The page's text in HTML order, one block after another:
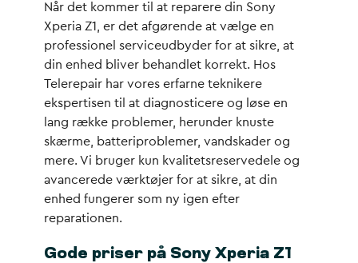
Når det kommer til at reparere din Sony
Xperia Z1, er det afgørende at vælge en
professionel serviceudbyder for at sikre, at
din enhed bliver behandlet korrekt. Hos
Telerepair har vores erfarne teknikere
ekspertisen til at diagnosticere og løse en
lang række problemer, herunder knuste
skærme, batteriproblemer, vandskader og
mere. Vi bruger kun kvalitetsreservedele og
avancerede værktøjer for at sikre, at din
enhed fungerer som ny igen efter
reparationen.
Gode priser på Sony Xperia Z1